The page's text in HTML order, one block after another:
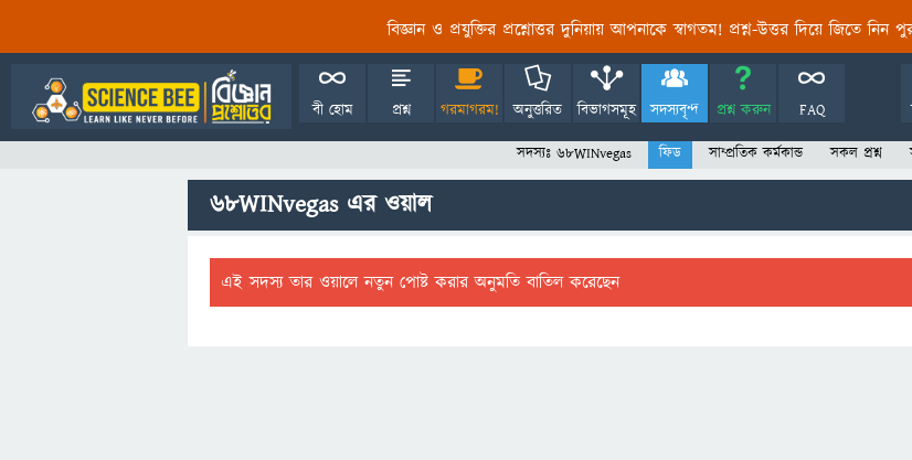
বিজ্ঞান ও প্রযুক্তির প্রশ্নোত্তর দুনিয়ায় আপনাকে স্বাগতম! প্রশ্ন-উত্তর দিয়ে জিতে নিন
বী হোম প্রশ্ন গরমাগরম! অনুত্তরিত বিভাগসমূহ সদস্যবৃন্দ প্রশ্ন করুন FAQ
সদস্যঃ 68WINvegas ফিড সাম্প্রতিক কর্মকান্ড সকল প্রশ্ন
68WINvegas এর ওয়াল
এই সদস্য তার ওয়ালে নতুন পোষ্ট করার অনুমতি বাতিল করেছেন